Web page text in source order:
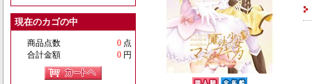
現在のカゴの中
商品点数 0 点
合計金額
0 円